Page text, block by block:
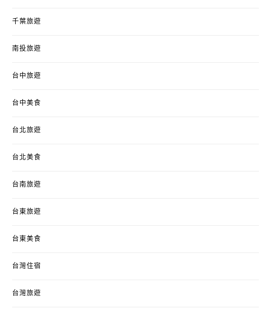
千葉旅遊
南投旅遊
台中旅遊
台中美食
台北旅遊
台北美食
台南旅遊
台東旅遊
台東美食
台灣住宿
台灣旅遊